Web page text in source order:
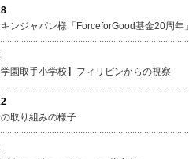
ンジャパン様「ForceforGood基金20周年」
学園取手小学校】フィリピンからの視察
取り組みの様子